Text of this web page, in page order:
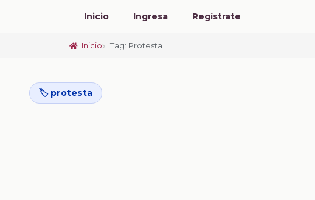
Inicio Ingresa Regístrate
Inicio Tag: Protesta
🏷️ protesta